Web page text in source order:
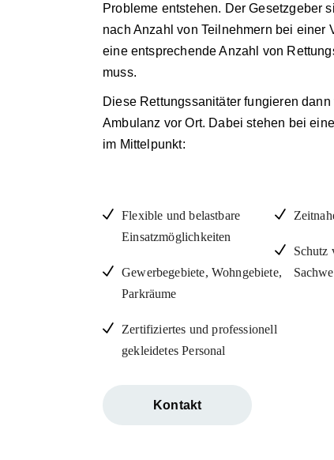
Probleme entstehen. Der Gesetzgeber
nach Anzahl von Teilnehmern bei einer
eine entsprechende Anzahl von
muss.
Diese Rettungssanitäter fungieren
Ambulanz vor Ort. Dabei stehen bei
im Mittelpunkt:
Flexible und belastbare
Einsatzmöglichkeiten
Gewerbegebiete, Wohngebiete,
Parkräume
Zertifiziertes und professionell
gekleidetes Personal
Schutz
Kontakt